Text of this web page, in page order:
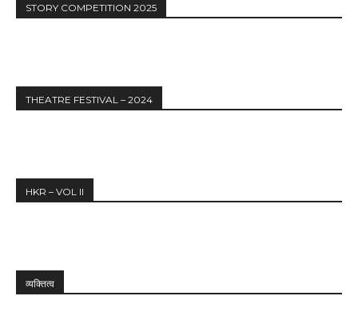
STORY COMPETITION 2025
THEATRE FESTIVAL – 2024
HKR – VOL II
व्यक्तित्व